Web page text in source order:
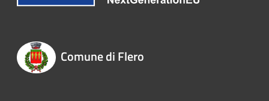
Comune di Flero